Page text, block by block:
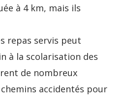
à 4 km, mais ils
repas servis peut
à la scolarisation des
de nombreux
accidentés pour